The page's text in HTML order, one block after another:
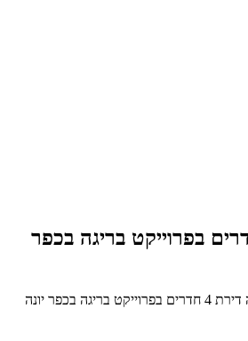
דירת 4 חדרים בפרוייקט בריגה בכפר
בריגה בכפר יונה